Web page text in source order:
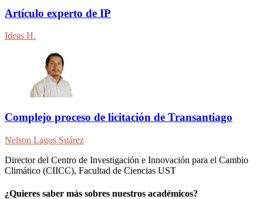
Artículo experto de IP
Ideas H.
Complejo proceso de licitación de Transantiago
Nelson Lagos Suárez
Director del Centro de Investigación e Innovación para el Cambio
Climático (CIICC), Facultad de Ciencias UST
¿Quieres saber más sobres nuestros académicos?